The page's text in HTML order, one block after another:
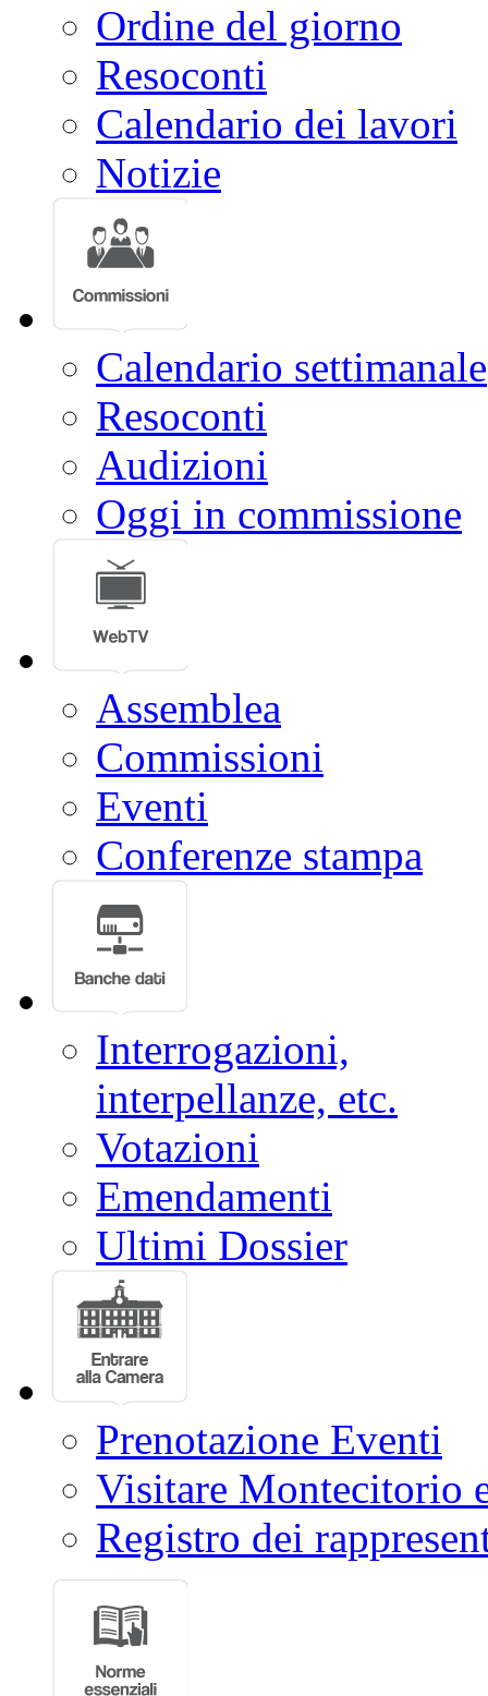
Ordine del giorno
Resoconti
Calendario dei lavori
Notizie
Calendario settimanale
Resoconti
Audizioni
Oggi in commissione
Assemblea
Commissioni
Eventi
Conferenze stampa
Interrogazioni,
interpellanze, etc.
Votazioni
Emendamenti
Ultimi Dossier
Prenotazione Eventi
Visitare Montecitorio
Registro dei